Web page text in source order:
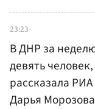
23:23
В ДНР за
девять
рассказала
Дарья